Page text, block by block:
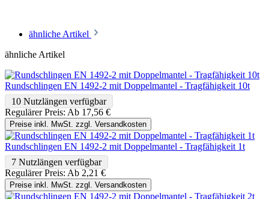
ähnliche Artikel
ähnliche Artikel
Rundschlingen EN 1492-2 mit Doppelmantel - Tragfähigkeit 10t
10 Nutzlängen verfügbar
Regulärer Preis: Ab 17,56 €
Preise inkl. MwSt. zzgl. Versandkosten
Rundschlingen EN 1492-2 mit Doppelmantel - Tragfähigkeit 1t
7 Nutzlängen verfügbar
Regulärer Preis: Ab 2,21 €
Preise inkl. MwSt. zzgl. Versandkosten